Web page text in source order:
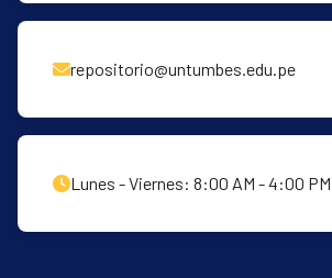
repositorio@untumbes.edu.pe
Lunes - Viernes: 8:00 AM - 4:00 PM